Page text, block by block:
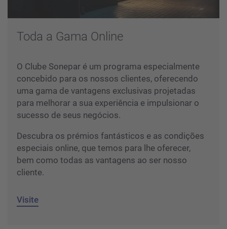
Toda a Gama Online
O Clube Sonepar é um programa especialmente
concebido para os nossos clientes, oferecendo
uma gama de vantagens exclusivas projetadas
para melhorar a sua experiência e impulsionar o
sucesso de seus negócios.
Descubra os prémios fantásticos e as condições
especiais online, que temos para lhe oferecer,
bem como todas as vantagens ao ser nosso
cliente.
Visite